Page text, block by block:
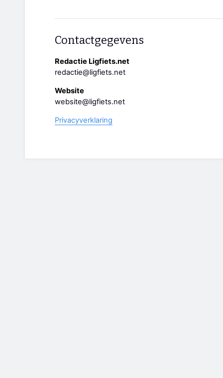
Contactgegevens
Redactie Ligfiets.net
redactie@ligfiets.net
Website
website@ligfiets.net
Privacyverklaring